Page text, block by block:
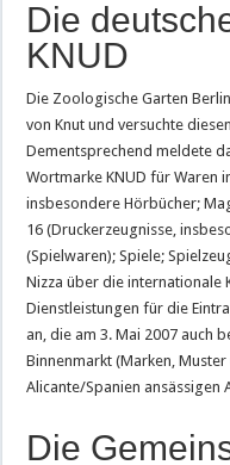
Die
KNUD
Die Zoologische Garten
von Knut und versuchte
Dementsprechend meldete
Wortmarke KNUD für Waren
insbesondere Hörbücher;
16 (Druckerzeugnisse,
(Spielwaren); Spiele;
Nizza über die internationale
Dienstleistungen für die
an, die am 3. Mai 2007 auch
Binnenmarkt (Marken,
Alicante/Spanien ansässigen
Die